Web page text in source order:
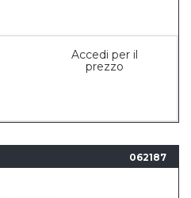
Accedi per il
prezzo
062187